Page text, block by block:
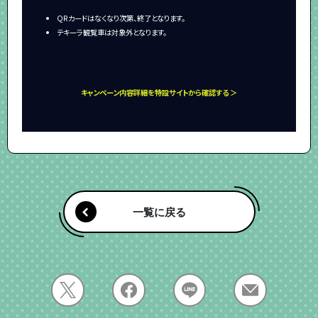
QRカードはなくなり次第、終了となります。
テキーラ観覧車は対象外となります。
キャンペーン内容詳細を特設サイトから確認する ＞
一覧に戻る